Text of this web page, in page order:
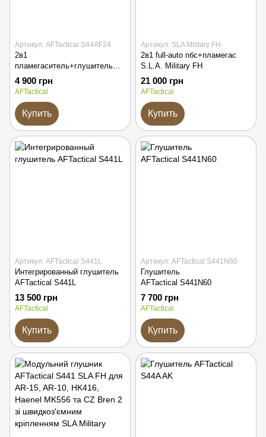
Артикул: AFTactical S44AF24
2в1
пламегаситель+глушитель
AFTactical S44AF24
4 900 грн
AFTactical
Купить
Артикул: SLA Military FH
2в1 full-auto пбс+пламегас
S.L.A. Military FH
21 000 грн
AFTactical
Купить
Артикул: AFTactical S441L
Интегрированный глушитель
AFTactical S441L
13 500 грн
AFTactical
Купить
Артикул: AFTactical S441N60
Глушитель
AFTactical S441N60
7 700 грн
AFTactical
Купить